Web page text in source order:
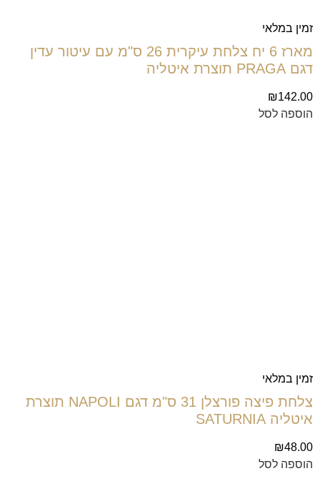
זמין במלאי
מארז 6 יח צלחת עיקרית 26 ס"מ עם עיטור עדין
דגם PRAGA תוצרת איטליה
₪142.00
הוספה לסל
זמין במלאי
צלחת פיצה פורצלן 31 ס"מ דגם NAPOLI תוצרת
איטליה SATURNIA
₪48.00
הוספה לסל